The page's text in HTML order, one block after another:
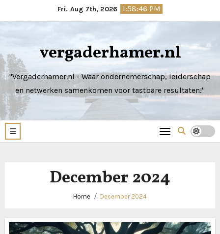
to
Fri. Aug 7th, 2026 1:58:47 PM
vergaderhamer.nl
"Vergaderhamer.nl - Waar ondernemerschap, leiderschap
en netwerken samenkomen voor tastbare resultaten!"
December 2024
Home December 2024